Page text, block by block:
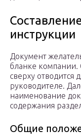
инструкции
Документ
бланке компании.
сверху отводится
руководителе.
наименование
содержания
Общие